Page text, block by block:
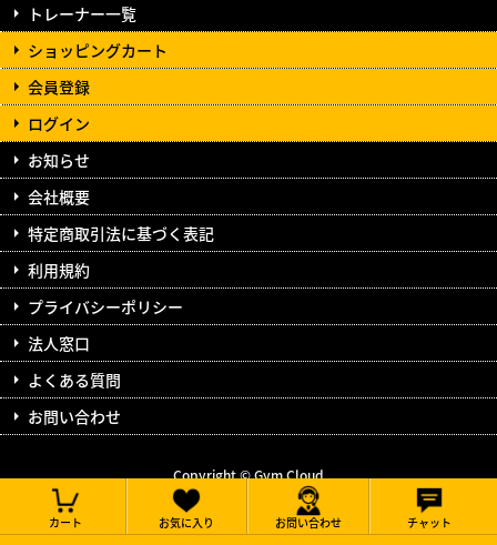
トレーナー一覧
ショッピングカート
会員登録
ログイン
お知らせ
会社概要
特定商取引法に基づく表記
利用規約
プライバシーポリシー
法人窓口
よくある質問
お問い合わせ
Copyright © Gym Cloud
All Rights Reserved.
カート お気に入り お問い合わせ チャット